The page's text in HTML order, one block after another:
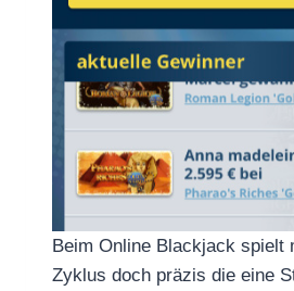
Beim Online Blackjack spielt
Zyklus doch präzis die eine